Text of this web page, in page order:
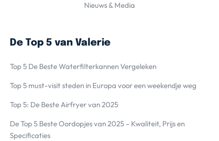
Nieuws & Media
De Top 5 van Valerie
Top 5 De Beste Waterfilterkannen Vergeleken
Top 5 must-visit steden in Europa voor een weekendje weg
Top 5: De Beste Airfryer van 2025
De Top 5 Beste Oordopjes van 2025 – Kwaliteit, Prijs en
Specificaties